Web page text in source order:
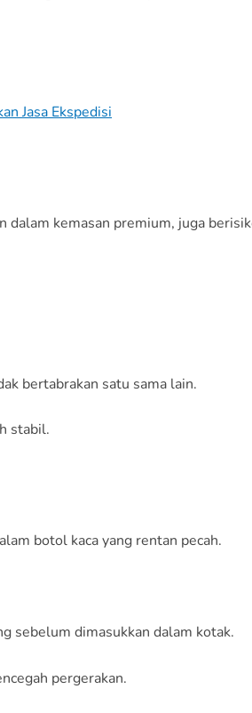
Jasa Ekspedisi
kemasan premium, juga
bertabrakan satu sama lain.
stabil.
botol kaca yang rentan pecah.
sebelum dimasukkan dalam kotak.
pergerakan.